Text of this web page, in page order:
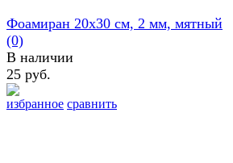
избранное сравнить
Фоамиран 20х30 см, 2 мм, мятный
(0)
В наличии
25 руб.